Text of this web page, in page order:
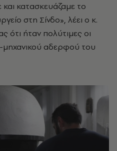
κατασκευάζαμε το
στη Σίνδο», λέει ο κ.
ότι ήταν πολύτιμες οι
αδερφού του